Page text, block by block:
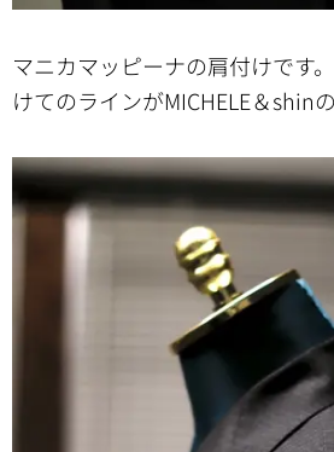
マニカマッピーナの肩付けです
けてのラインがMICHELE＆shin